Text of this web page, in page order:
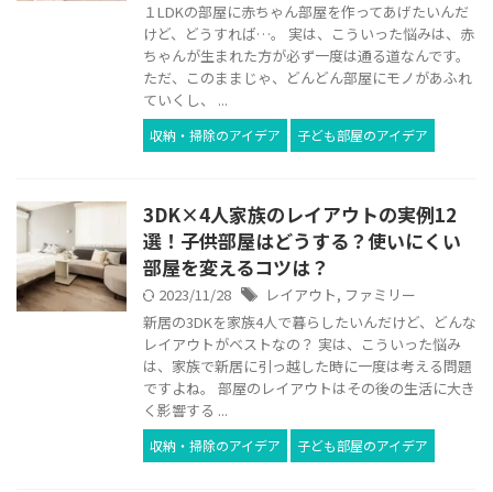
１LDKの部屋に赤ちゃん部屋を作ってあげたいんだ
けど、どうすれば…。 実は、こういった悩みは、赤
ちゃんが生まれた方が必ず一度は通る道なんです。
ただ、このままじゃ、どんどん部屋にモノがあふれ
ていくし、 ...
収納・掃除のアイデア 子ども部屋のアイデア
3DK×4人家族のレイアウトの実例12
選！子供部屋はどうする？使いにくい
部屋を変えるコツは？
2023/11/28 レイアウト, ファミリー
新居の3DKを家族4人で暮らしたいんだけど、どんな
レイアウトがベストなの？ 実は、こういった悩み
は、家族で新居に引っ越した時に一度は考える問題
ですよね。 部屋のレイアウトはその後の生活に大き
く影響する ...
収納・掃除のアイデア 子ども部屋のアイデア